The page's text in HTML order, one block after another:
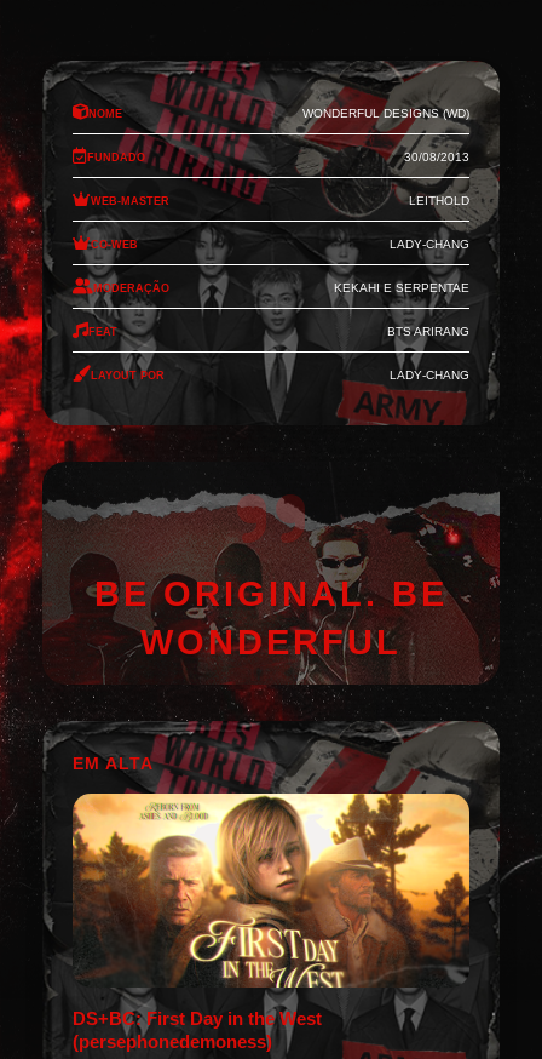
Nome Wonderful Designs (WD)
Fundado 30/08/2013
Web-Master Leithold
Co-Web Lady-Chang
Moderação Kekahi e Serpentae
Feat BTS Arirang
Layout por Lady-Chang
BE ORIGINAL. BE
WONDERFUL
EM ALTA
DS+BC: First Day in the West
(persephonedemoness)